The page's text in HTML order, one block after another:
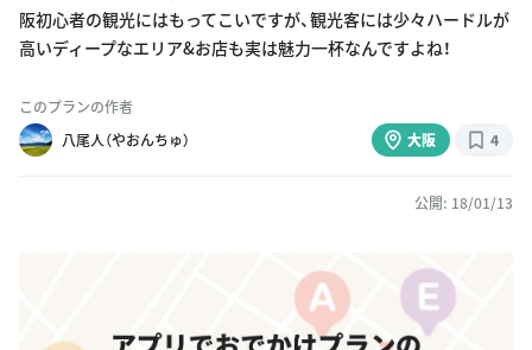
阪初心者の観光にはもってこいですが、観光客には少々ハードルが
高いディープなエリア&お店も実は魅力一杯なんですよね！
このプランの作者
八尾人（やおんちゅ）
大阪 4
公開: 18/01/13